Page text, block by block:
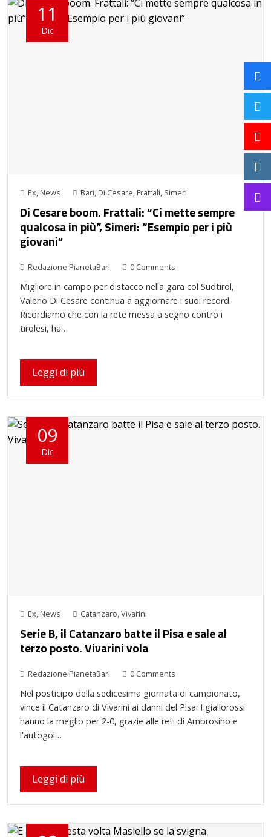
11
Dic
Ex, News Bari, Di Cesare, Frattali, Simeri
Di Cesare boom. Frattali: “Ci mette sempre
qualcosa in più”, Simeri: “Esempio per i più
giovani”
Redazione PianetaBari 0 Comments
Migliore in campo per distacco nella gara col Sudtirol,
Valerio Di Cesare continua a aggiornare i suoi record.
Ricordiamo che con la rete messa a segno contro i
tirolesi, ha…
Leggi di più
09
Dic
Ex, News Catanzaro,Vivarini
Serie B, il Catanzaro batte il Pisa e sale al
terzo posto. Vivarini vola
Redazione PianetaBari 0 Comments
Nel posticipo della sedicesima giornata di campionato,
vince il Catanzaro di Vivarini ai danni del Pisa. I giallorossi
hanno la meglio per 2-0, grazie alle reti di Ambrosino e
l'autogol…
Leggi di più